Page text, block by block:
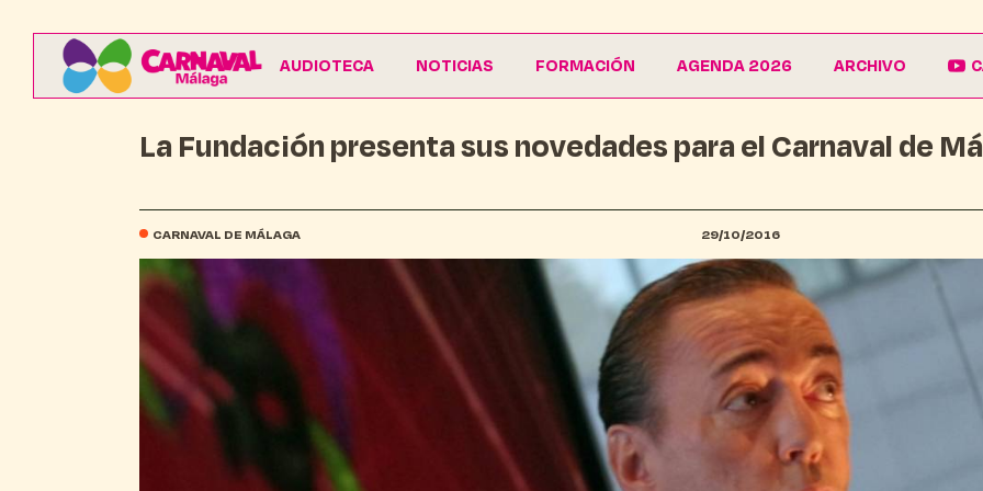
AUDIOTECA NOTICIAS FORMACIÓN
La Escuela
Vive La Casa del Carnaval
AGENDA 2026 ARCHIVO
Galería
Conferencias
La Fundación presenta sus novedades para el Carnaval de
CARNAVAL DE MÁLAGA 29/10/2016